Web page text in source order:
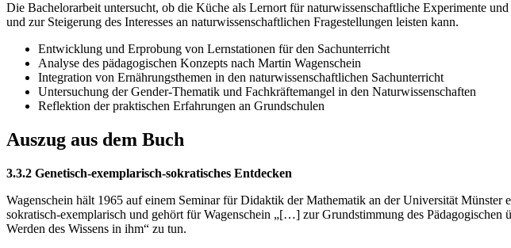
Die Bachelorarbeit untersucht, ob die Küche als Lernort für naturwissenschaftliche Experimente
und zur Steigerung des Interesses an naturwissenschaftlichen Fragestellungen leisten kann.
Entwicklung und Erprobung von Lernstationen für den Sachunterricht
Analyse des pädagogischen Konzepts nach Martin Wagenschein
Integration von Ernährungsthemen in den naturwissenschaftlichen Sachunterricht
Untersuchung der Gender-Thematik und Fachkräftemangel in den Naturwissenschaften
Reflektion der praktischen Erfahrungen an Grundschulen
Auszug aus dem Buch
3.3.2 Genetisch-exemplarisch-sokratisches Entdecken
Wagenschein hält 1965 auf einem Seminar für Didaktik der Mathematik an der Universität
sokratisch-exemplarisch und gehört für Wagenschein „[…] zur Grundstimmung des
Werden des Wissens in ihm“ zu tun.